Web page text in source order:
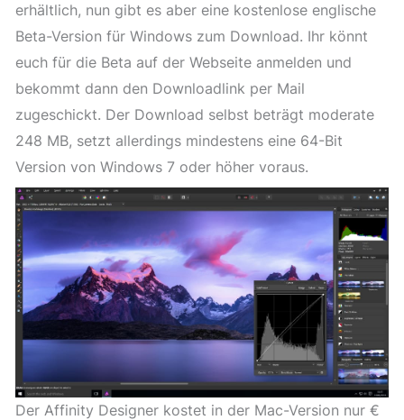
erhältlich, nun gibt es aber eine kostenlose englische
Beta-Version für Windows zum Download. Ihr könnt
euch für die Beta auf der Webseite anmelden und
bekommt dann den Downloadlink per Mail
zugeschickt. Der Download selbst beträgt moderate
248 MB, setzt allerdings mindestens eine 64-Bit
Version von Windows 7 oder höher voraus.
Der Affinity Designer kostet in der Mac-Version nur €